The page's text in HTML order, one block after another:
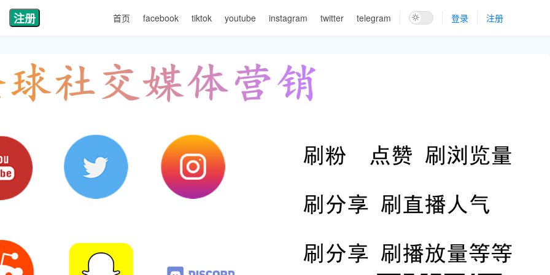
注册 首页 facebook tiktok youtube instagram twitter telegram 登录 注册